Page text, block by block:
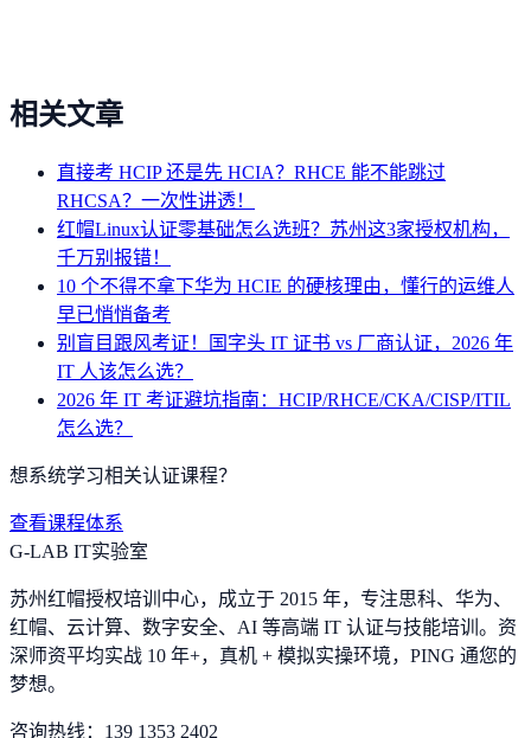
相关文章
直接考 HCIP 还是先 HCIA？RHCE 能不能跳过
RHCSA？一次性讲透！
红帽Linux认证零基础怎么选班？苏州这3家授权机构，
千万别报错！
10 个不得不拿下华为 HCIE 的硬核理由，懂行的运维人
早已悄悄备考
别盲目跟风考证！国字头 IT 证书 vs 厂商认证，2026 年
IT 人该怎么选？
2026 年 IT 考证避坑指南：HCIP/RHCE/CKA/CISP/ITIL
怎么选？
想系统学习相关认证课程？
查看课程体系
G-LAB IT实验室
苏州红帽授权培训中心，成立于 2015 年，专注思科、华为、
红帽、云计算、数字安全、AI 等高端 IT 认证与技能培训。资
深师资平均实战 10 年+，真机 + 模拟实操环境， PING 通您的
梦想。
咨询热线： 139 1353 2402